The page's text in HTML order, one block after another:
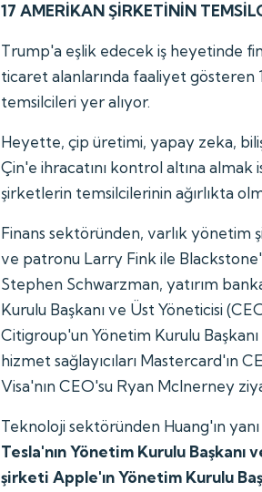
17 AMERİKAN ŞİRKETİNİN
Trump'a eşlik edecek iş heyetinde
ticaret alanlarında faaliyet gösteren
temsilcileri yer alıyor.
Heyette, çip üretimi, yapay zeka,
Çin'e ihracatını kontrol altına
şirketlerin temsilcilerinin ağırlıkta
Finans sektöründen, varlık yönetim
ve patronu Larry Fink ile
Stephen Schwarzman, yatırım
Kurulu Başkanı ve Üst Yöneticisi
Citigroup'un Yönetim Kurulu
hizmet sağlayıcıları Mastercard'ın
Visa'nın CEO'su Ryan McInerney
Teknoloji sektöründen Huang'ın
Tesla'nın Yönetim Kurulu Başkanı
şirketi Apple'ın Yönetim Kurulu